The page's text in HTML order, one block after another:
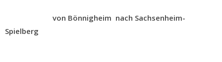
von Bönnigheim nach Sachsenheim-
Spielberg